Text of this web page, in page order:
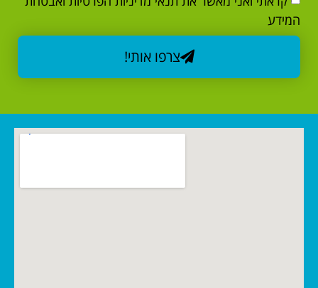
המידע
צרפו אותי!